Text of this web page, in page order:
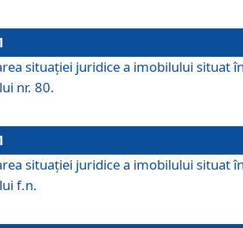
situației juridice a imobilului situat
nr. 80.
situației juridice a imobilului situat
f.n.